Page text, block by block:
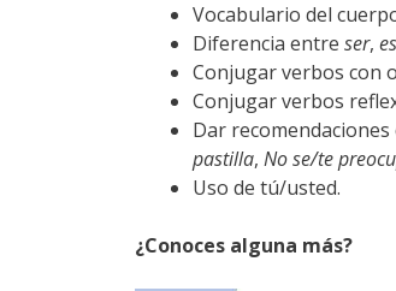
Vocabulario del
Diferencia entre ser,
Conjugar verbos con
Conjugar verbos
Dar
pastilla, No se/te
Uso de tú/usted.
¿Conoces alguna más?